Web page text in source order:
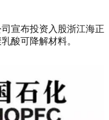
宣布投资入股浙江海正
酸可降解材料。